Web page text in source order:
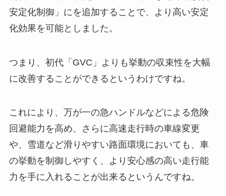
安定化制御」にを追加することで、より高い安定
化効果を可能としました。
つまり、初代「GVC」よりも挙動の収束性を大幅
に改善することができるというわけですね。
これにより、万が一の急ハンドルなどによる危険
回避能力を高め、さらに高速走行時の車線変更
や、雪道など滑りやすい路面環境においても、車
の挙動を制御しやすく、より安心感の高い走行能
力を手に入れることが出来るというんですね。